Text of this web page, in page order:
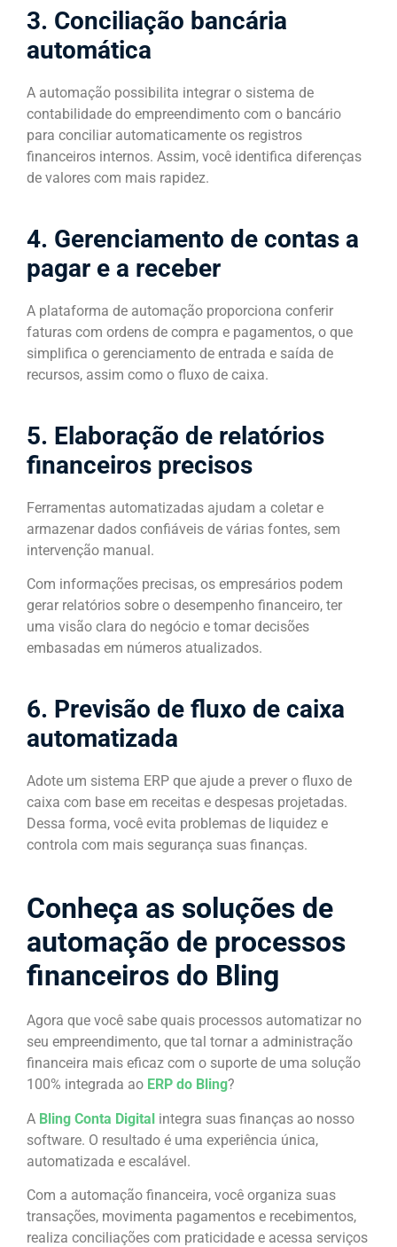
3. Conciliação bancária
automática
A automação possibilita integrar o sistema de
contabilidade do empreendimento com o bancário
para conciliar automaticamente os registros
financeiros internos. Assim, você identifica diferenças
de valores com mais rapidez.
4. Gerenciamento de contas a
pagar e a receber
A plataforma de automação proporciona conferir
faturas com ordens de compra e pagamentos, o que
simplifica o gerenciamento de entrada e saída de
recursos, assim como o fluxo de caixa.
5. Elaboração de relatórios
financeiros precisos
Ferramentas automatizadas ajudam a coletar e
armazenar dados confiáveis de várias fontes, sem
intervenção manual.
Com informações precisas, os empresários podem
gerar relatórios sobre o desempenho financeiro, ter
uma visão clara do negócio e tomar decisões
embasadas em números atualizados.
6. Previsão de fluxo de caixa
automatizada
Adote um sistema ERP que ajude a prever o fluxo de
caixa com base em receitas e despesas projetadas.
Dessa forma, você evita problemas de liquidez e
controla com mais segurança suas finanças.
Conheça as soluções de
automação de processos
financeiros do Bling
Agora que você sabe quais processos automatizar no
seu empreendimento, que tal tornar a administração
financeira mais eficaz com o suporte de uma solução
100% integrada ao ERP do Bling?
A Bling Conta Digital integra suas finanças ao nosso
software. O resultado é uma experiência única,
automatizada e escalável.
Com a automação financeira, você organiza suas
transações, movimenta pagamentos e recebimentos,
realiza conciliações com praticidade e acessa serviços